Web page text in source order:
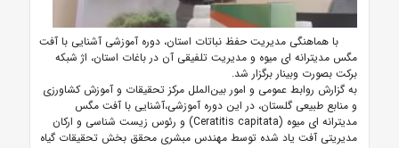
با هماهنگی مدیریت حفظ نباتات استان، دوره آموزشی آشنایی با آفت
مگس مدیترانه ای میوه و مدیریت تلفیقی آن در باغات استان، اژ شبکه
برکت بصورت وبینار برگزار شد.
به گزارش روابط عمومی و امور بین‌الملل مرکز تحقیقات و آموزش کشاورزی
و منابع طبیعی گلستان، در این دوره آموزشی،آشنایی با آفت مگس
مدیترانه ای میوه (Ceratitis capitata) و رئوس زیست شناسی و ارکان
مدیریتی آفت یاد شده توسط مهندس مبشری محقق بخش تحقیقات گیاه